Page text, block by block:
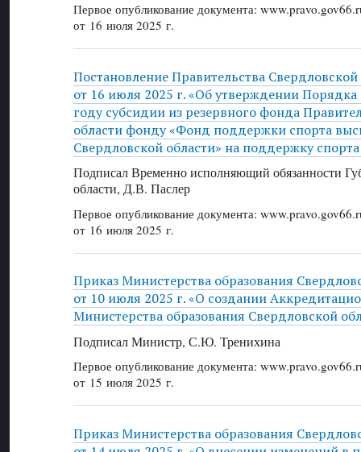
Первое опубликование документа:
от 16 июля 2025 г.
Постановление Правительства
от 16 июля 2025 г. «Об утверждении Порядка
году субсидии из резервного фонда
области фонду «Фонд поддержки спорта
Свердловской области» на поддержку
Подписал Временно исполняющий обязанности
области, Д.В. Паслер
Первое опубликование документа:
от 16 июля 2025 г.
Приказ Министерства образования
от 10 июля 2025 г. «О создании
Министерства образования Свердловской
Подписал Министр, С.Ю. Тренихина
Первое опубликование документа:
от 15 июля 2025 г.
Приказ Министерства образования